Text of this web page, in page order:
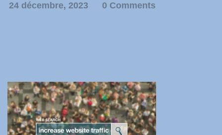
24 décembre, 2023 0 Comments